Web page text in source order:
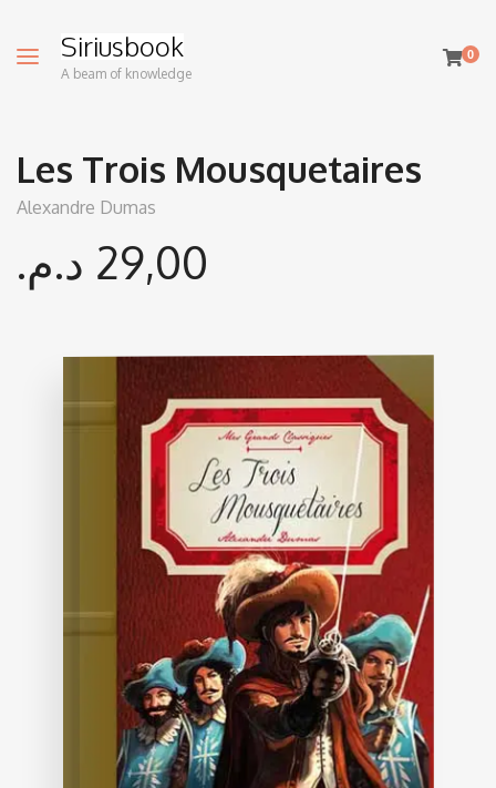
Siriusbook
A beam of knowledge
0
Les Trois Mousquetaires
Alexandre Dumas
29,00 د.م.